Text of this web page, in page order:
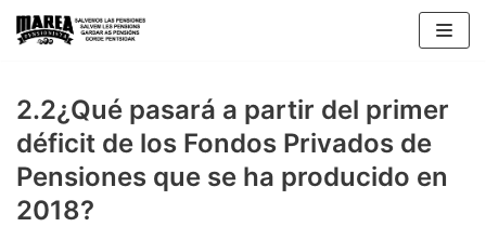
Skip
2.2¿Qué pasará a partir del primer
déficit de los Fondos Privados de
Pensiones que se ha producido en
2018?